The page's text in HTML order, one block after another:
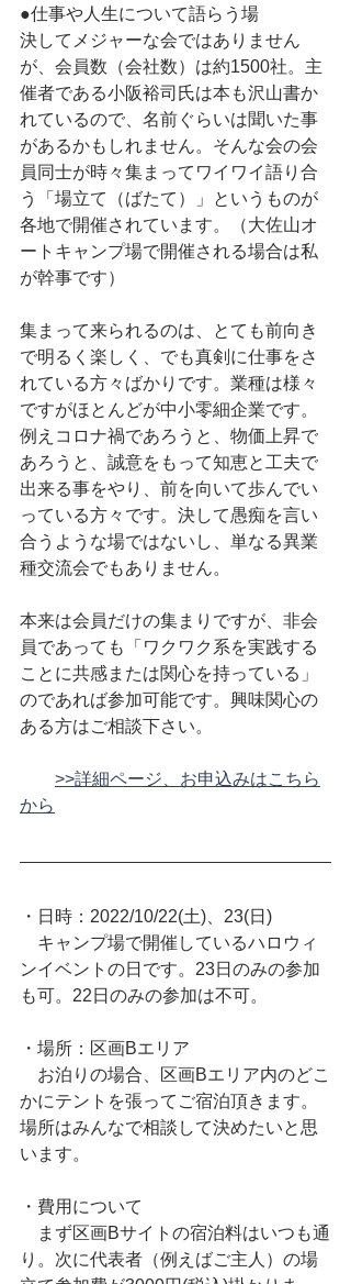
●仕事や人生について語らう場
決してメジャーな会ではありません
が、会員数（会社数）は約1500社。主
催者である小阪裕司氏は本も沢山書か
れているので、名前ぐらいは聞いた事
があるかもしれません。そんな会の会
員同士が時々集まってワイワイ語り合
う「場立て（ばたて）」というものが
各地で開催されています。（大佐山オ
ートキャンプ場で開催される場合は私
が幹事です）
集まって来られるのは、とても前向き
で明るく楽しく、でも真剣に仕事をさ
れている方々ばかりです。業種は様々
ですがほとんどが中小零細企業です。
例えコロナ禍であろうと、物価上昇で
あろうと、誠意をもって知恵と工夫で
出来る事をやり、前を向いて歩んでい
っている方々です。決して愚痴を言い
合うような場ではないし、単なる異業
種交流会でもありません。
本来は会員だけの集まりですが、非会
員であっても「ワクワク系を実践する
ことに共感または関心を持っている」
のであれば参加可能です。興味関心の
ある方はご相談下さい。
>>詳細ページ、お申込みはこちら
から
・日時：2022/10/22(土)、23(日)
キャンプ場で開催しているハロウィ
ンイベントの日です。23日のみの参加
も可。22日のみの参加は不可。
・場所：区画Bエリア
お泊りの場合、区画Bエリア内のどこ
かにテントを張ってご宿泊頂きます。
場所はみんなで相談して決めたいと思
います。
・費用について
まず区画Bサイトの宿泊料はいつも通
り。次に代表者（例えばご主人）の場